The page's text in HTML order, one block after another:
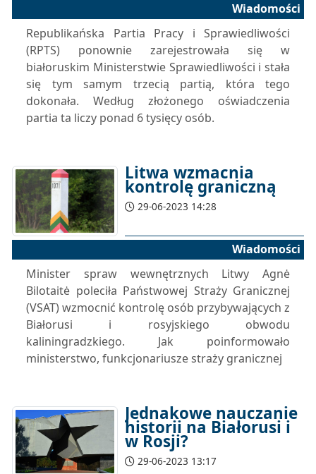
Wiadomości
Republikańska Partia Pracy i Sprawiedliwości
(RPTS) ponownie zarejestrowała się w
białoruskim Ministerstwie Sprawiedliwości i stała
się tym samym trzecią partią, która tego
dokonała. Według złożonego oświadczenia
partia ta liczy ponad 6 tysięcy osób.
Litwa wzmacnia
kontrolę graniczną
29-06-2023 14:28
Wiadomości
Minister spraw wewnętrznych Litwy Agnė
Bilotaitė poleciła Państwowej Straży Granicznej
(VSAT) wzmocnić kontrolę osób przybywających z
Białorusi i rosyjskiego obwodu
kaliningradzkiego. Jak poinformowało
ministerstwo, funkcjonariusze straży granicznej
Jednakowe nauczanie
historii na Białorusi i
w Rosji?
29-06-2023 13:17